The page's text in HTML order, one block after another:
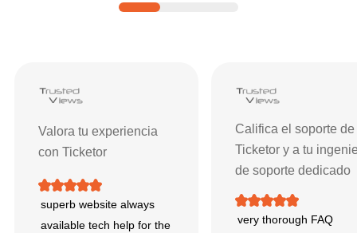
Valora tu experiencia
con Ticketor
superb website always
available tech help for the
Califica el soporte de
Ticketor y a tu
de soporte dedicado
very thorough FAQ